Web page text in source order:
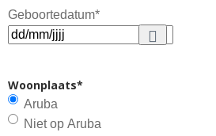
Geboortedatum*
Woonplaats*
Aruba
Niet op Aruba